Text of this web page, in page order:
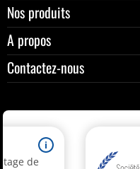
Nos produits
A propos
Contactez-nous